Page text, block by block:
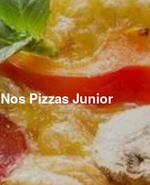
Nos Pizzas Junior